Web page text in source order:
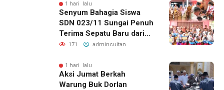
1 hari lalu
Senyum Bahagia Siswa
SDN 023/11 Sungai Penuh
Terima Sepatu Baru dari
Kapolres Kerinci
171 admincuitan
1 hari lalu
Aksi Jumat Berkah
Warung Buk Dorlan